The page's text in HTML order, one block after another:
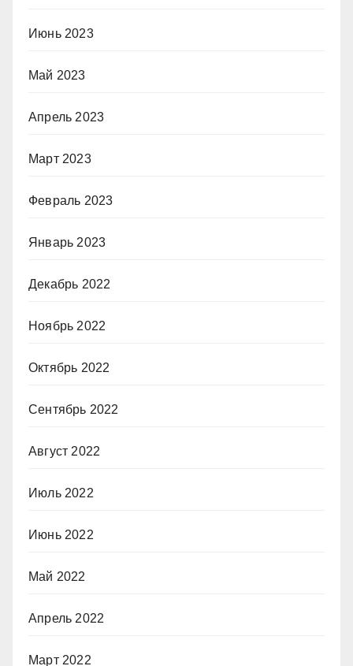
Июнь 2023
Май 2023
Апрель 2023
Март 2023
Февраль 2023
Январь 2023
Декабрь 2022
Ноябрь 2022
Октябрь 2022
Сентябрь 2022
Август 2022
Июль 2022
Июнь 2022
Май 2022
Апрель 2022
Март 2022